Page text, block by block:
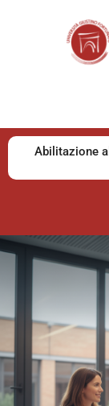
Abilitazione